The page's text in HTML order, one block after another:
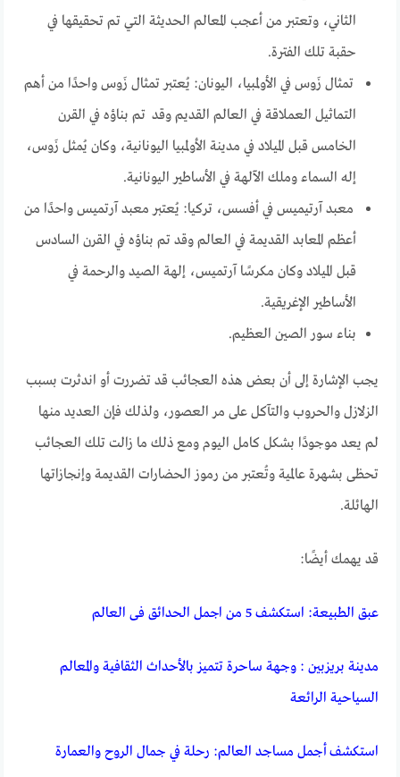
الثاني، وتعتبر من أعجب المعالم الحديثة التي تم تحقيقها في
حقبة تلك الفترة.
تمثال زَوس في الأولمبيا، اليونان: يُعتبر تمثال زَوس واحدًا من أهم
التماثيل العملاقة في العالم القديم وقد تم بناؤه في القرن
الخامس قبل الميلاد في مدينة الأولمبيا اليونانية، وكان يُمثل زَوس،
إله السماء وملك الآلهة في الأساطير اليونانية.
معبد آرتيميس في أفسس، تركيا: يُعتبر معبد آرتميس واحدًا من
أعظم المعابد القديمة في العالم وقد تم بناؤه في القرن السادس
قبل الميلاد وكان مكرسًا آرتميس، إلهة الصيد والرحمة في
الأساطير الإغريقية.
بناء سور الصين العظيم.
يجب الإشارة إلى أن بعض هذه العجائب قد تضررت أو اندثرت بسبب
الزلازل والحروب والتآكل على مر العصور، ولذلك فإن العديد منها
لم يعد موجودًا بشكل كامل اليوم ومع ذلك ما زالت تلك العجائب
تحظى بشهرة عالمية وتُعتبر من رموز الحضارات القديمة وإنجازاتها
الهائلة.
قد يهمك أيضًا:
عبق الطبيعة: استكشف 5 من اجمل الحدائق فى العالم
مدينة بريزبين : وجهة ساحرة تتميز بالأحداث الثقافية والمعالم
السياحية الرائعة
استكشف أجمل مساجد العالم: رحلة في جمال الروح والعمارة